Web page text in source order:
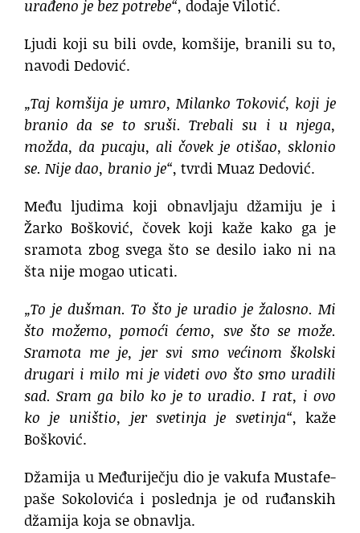
urađeno je bez potrebe“, dodaje Vilotić.
Ljudi koji su bili ovde, komšije, branili su to,
navodi Dedović.
„Taj komšija je umro, Milanko Toković, koji je
branio da se to sruši. Trebali su i u njega,
možda, da pucaju, ali čovek je otišao, sklonio
se. Nije dao, branio je“, tvrdi Muaz Dedović.
Među ljudima koji obnavljaju džamiju je i
Žarko Bošković, čovek koji kaže kako ga je
sramota zbog svega što se desilo iako ni na
šta nije mogao uticati.
„To je dušman. To što je uradio je žalosno. Mi
što možemo, pomoći ćemo, sve što se može.
Sramota me je, jer svi smo većinom školski
drugari i milo mi je videti ovo što smo uradili
sad. Sram ga bilo ko je to uradio. I rat, i ovo
ko je uništio, jer svetinja je svetinja“, kaže
Bošković.
Džamija u Međuriječju dio je vakufa Mustafe-
paše Sokolovića i poslednja je od ruđanskih
džamija koja se obnavlja.